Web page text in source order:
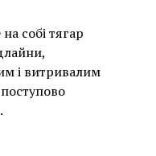
собі тягар
і витривалим